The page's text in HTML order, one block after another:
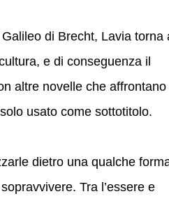
di Brecht, Lavia torna
e di conseguenza il
altre novelle che affrontano
usato come sottotitolo.
dietro una qualche
Tra l’essere e